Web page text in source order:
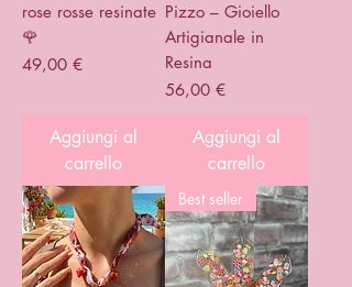
rose rosse resinate
🌹
Prezzo
49,00 €
Aggiungi al
carrello
Pizzo – Gioiello
Artigianale in
Resina
Prezzo
56,00 €
Aggiungi al
carrello
Best seller